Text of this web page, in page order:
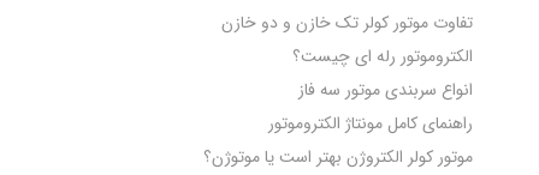
تفاوت موتور کولر تک خازن و دو خازن
الکتروموتور رله‌ ای چیست؟
انواع سربندی موتور سه فاز
راهنمای کامل مونتاژ الکتروموتور
موتور کولر الکتروژن بهتر است یا موتوژن؟